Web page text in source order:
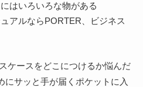
はいろいろな物がある
アルならPORTER、ビジネス
ケースをどこにつけるか悩んだ
にサッと手が届くポケットに入